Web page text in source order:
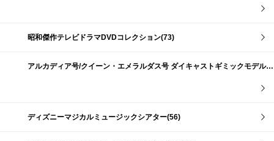
昭和傑作テレビドラマDVDコレクション(73)
アルカディア号/クイーン・エメラルダス号 ダイキャストギミックモデルをつくる(159)
ディズニーマジカルミュージックシアター(56)